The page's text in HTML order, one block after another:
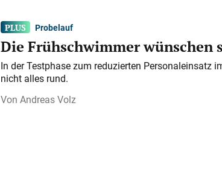
Probelauf
Die Frühschwimmer wünschen
In der Testphase zum reduzierten Personaleinsatz
nicht alles rund.
Andreas Volz